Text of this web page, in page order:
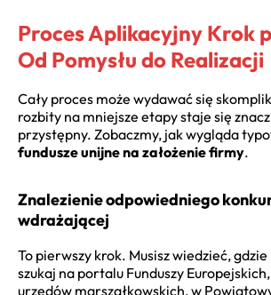
Proces Aplikacyjny Krok
Od Pomysłu do Realizacji
Cały proces może wydawać się
rozbity na mniejsze etapy staje się
przystępny. Zobaczmy, jak wygląda
fundusze unijne na założenie firmy.
Znalezienie odpowiedniego
wdrażającej
To pierwszy krok. Musisz wiedzieć,
szukaj na portalu Funduszy
urzędów marszałkowskich, w